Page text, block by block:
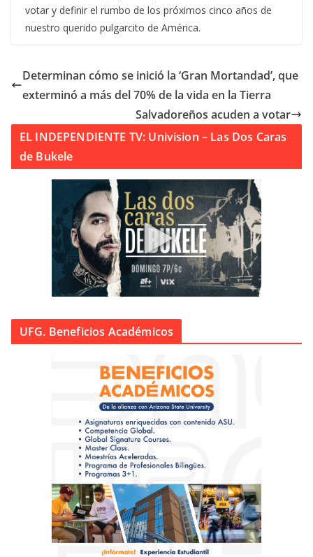
votar y definir el rumbo de los próximos cinco años de
nuestro querido pulgarcito de América.
Determinan cómo se inició la ‘Gran Mortandad’, que
exterminó a más del 70% de la vida en la Tierra
Salvadoreños acuden a votar
EL INDEPENDIENTE TV: Univision – Las Dos Caras
de Bukele
UFG. Beneficios Académicos